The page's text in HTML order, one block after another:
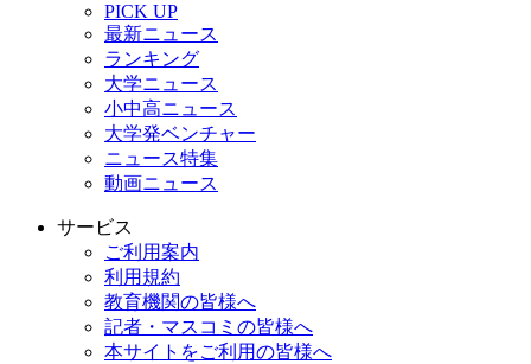
PICK UP
最新ニュース
ランキング
大学ニュース
小中高ニュース
大学発ベンチャー
ニュース特集
動画ニュース
サービス
ご利用案内
利用規約
教育機関の皆様へ
記者・マスコミの皆様へ
本サイトをご利用の皆様へ